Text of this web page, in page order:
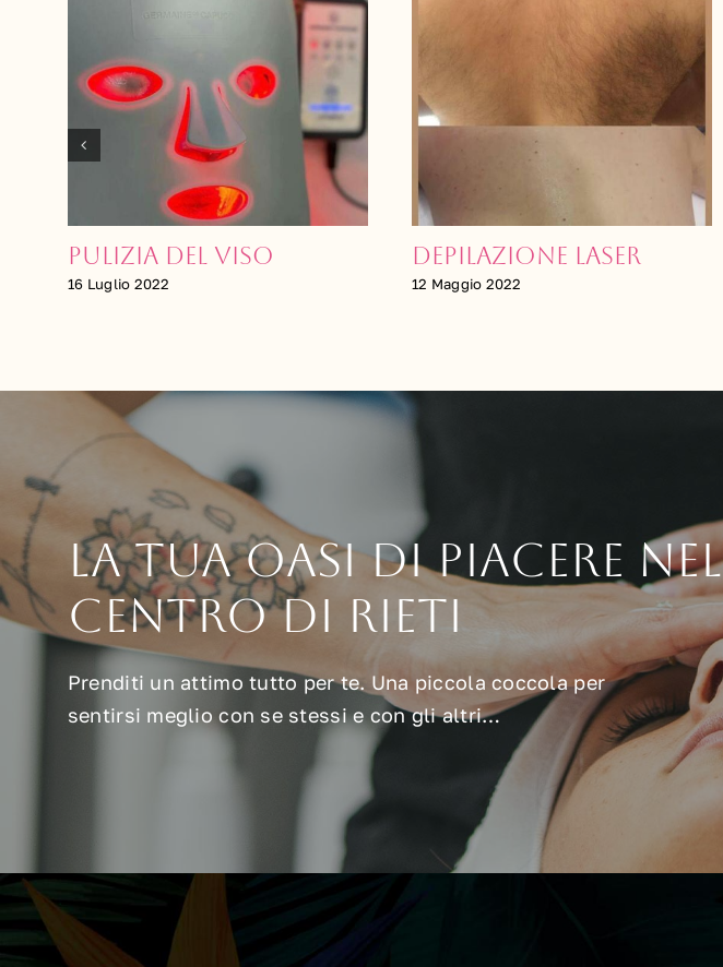
Depilazione laser
12 Maggio 2022
Il colore rosa
2 Dicembre 2021
La tua oasi di piacere nel
centro di Rieti
Prenditi un attimo tutto per te. Una piccola coccola per
sentirsi meglio con se stessi e con gli altri…